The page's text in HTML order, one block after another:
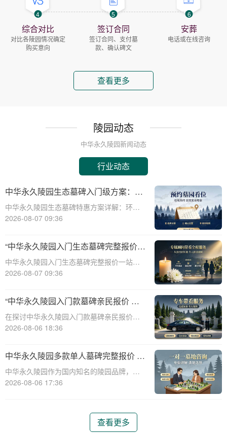
4
综合对比
对比各陵园情况确定
购买意向
5
签订合同
签订合同、支付墓
款、确认碑文
6
安葬
电话或在线咨询
查看更多
陵园动态
中华永久陵园新闻动态
行业动态
中华永久陵园生态墓碑入门级方案：完
整报价与一站式服务打包特惠解析
中华永久陵园生态墓碑特惠方案详解：环
保、经济、个性化选择☎ 中华永久陵园电
提升，选择一个环保且经济的陵园及墓碑成
为许多家庭的考虑。中华永久陵园，作
2026-08-07 09:36
“中华永久陵园入门生态墓碑完整报价
一站式服务打包特惠详解”
中华永久陵园入门生态墓碑完整报价一站式
服务打包特惠详解☎ 中华永久陵园电话:400-
之一，一直致力于提供高品质、个性化的墓
碑服务。生态墓碑作为一种环保、
2026-08-07 09:36
“中华永久陵园入门款墓碑亲民报价 一
次性付清享折上折：超值优惠与便捷选
择的完美结合”
在探讨中华永久陵园入门款墓碑亲民报价这
一主题时，我们首先需要理解墓碑选择的重
对逝者的纪念，也是对生者情感的寄托。因
此，选择一款既符合预算又具有纪念意义的
墓碑显得尤
2026-08-06 18:36
中华永久陵园多款单人墓碑完整报价 淡
季下单直降数千元详解
中华永久陵园作为国内知名的陵园品牌，提
供多种单人墓碑选择，满足不同客户的需
元的优惠政策，帮助消费者做出明智的选
2026-08-06 17:36
查看更多